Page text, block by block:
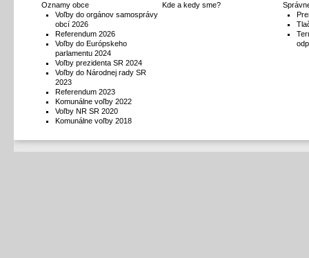
Oznamy obce
Voľby do orgánov samosprávy
obcí 2026
Referendum 2026
Voľby do Európskeho
parlamentu 2024
Voľby prezidenta SR 2024
Voľby do Národnej rady SR
2023
Referendum 2023
Komunálne voľby 2022
Voľby NR SR 2020
Komunálne voľby 2018
Kde a kedy sme?